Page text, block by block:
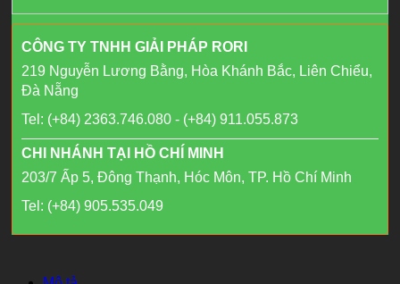
CÔNG TY TNHH GIẢI PHÁP RORI
219 Nguyễn Lương Bằng, Hòa Khánh Bắc, Liên Chiểu,
Đà Nẵng
Tel: (+84) 2363.746.080 - (+84) 911.055.873
CHI NHÁNH TẠI HỒ CHÍ MINH
203/7 Ấp 5, Đông Thạnh, Hóc Môn, TP. Hồ Chí Minh
Tel: (+84) 905.535.049